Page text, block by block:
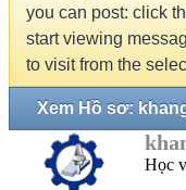
you can post: click
start viewing
to visit from the
Xem Hồ sơ:
Học